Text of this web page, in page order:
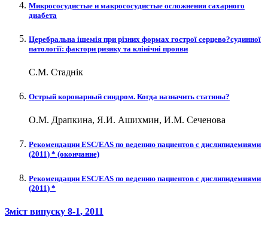
Микрососудистые и макрососудистые осложнения сахарного
диабета
Церебральна ішемія при різних формах гострої серцево?судинної
патології: фактори ризику та клінічні прояви
С.М. Стаднік
Острый коронарный синдром. Когда назначить статины?
О.М. Драпкина, Я.И. Ашихмин, И.М. Сеченова
Рекомендации ESC/EAS по ведению пациентов с дислипидемиями
(2011) * (окончание)
Рекомендации ESC/EAS по ведению пациентов с дислипидемиями
(2011) *
Зміст випуску 8-1, 2011